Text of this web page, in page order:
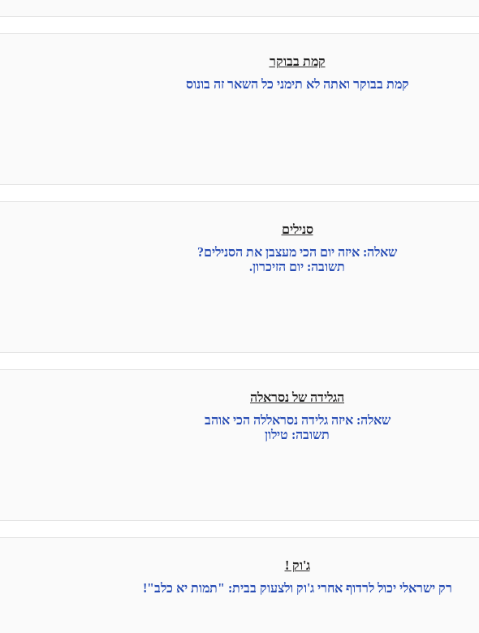
קמת בבוקר
קמת בבוקר ואתה לא תימני כל השאר זה בונוס
סנילים
שאלה: איזה יום הכי מעצבן את הסנילים?
תשובה: יום הזיכרון.
הגלידה של נסראלה
שאלה: איזה גלידה נסראללה הכי אוהב
תשובה: טילון
ג'וק !
רק ישראלי יכול לרדוף אחרי ג'וק ולצעוק בבית: "תמות יא כלב"!